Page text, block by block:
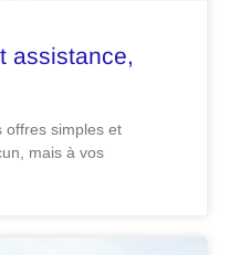
assistance,
offres simples et
mais à vos